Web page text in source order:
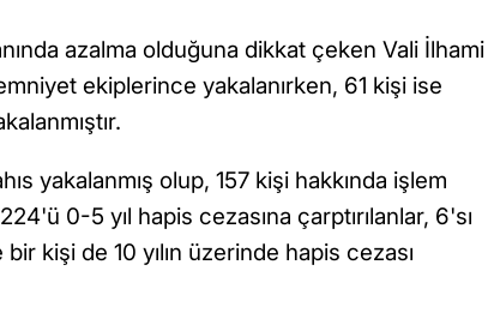
azalma olduğuna dikkat çeken Vali İlhami
ekiplerince yakalanırken, 61 kişi ise
yakalanmış olup, 157 kişi hakkında işlem
0-5 yıl hapis cezasına çarptırılanlar, 6'sı
kişi de 10 yılın üzerinde hapis cezası